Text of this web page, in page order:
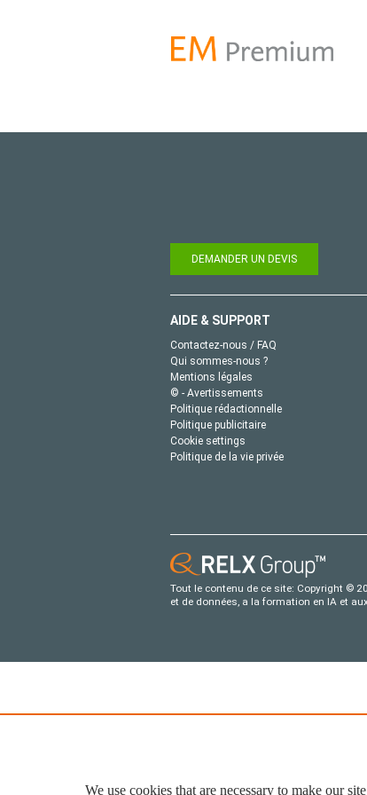
DEMANDER UN DEVIS
AIDE & SUPPORT
Contactez-nous / FAQ
Qui sommes-nous ?
Mentions légales
© - Avertissements
Politique rédactionnelle
Politique publicitaire
Cookie settings
Politique de la vie privée
Tout le contenu de ce site: Copyright ©
et de données, a la formation en IA et
We use cookies that are necessary to make our